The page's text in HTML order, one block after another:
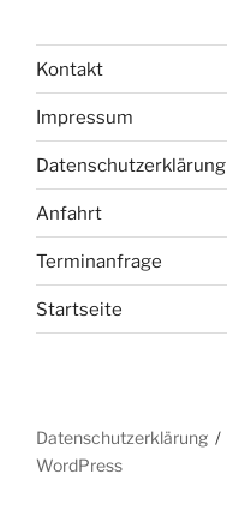
Kontakt
Impressum
Datenschutzerklärung
Anfahrt
Terminanfrage
Startseite
Datenschutzerklärung
WordPress